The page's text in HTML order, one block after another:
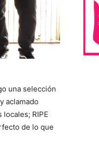
una selección
aclamado
RIPE
de lo que